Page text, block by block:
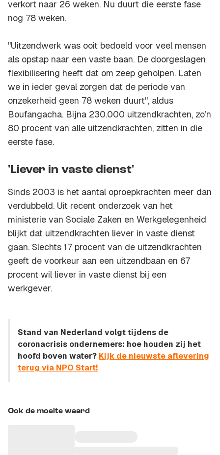
verkort naar 26 weken. Nu duurt die eerste fase
nog 78 weken.
"Uitzendwerk was ooit bedoeld voor veel mensen
als opstap naar een vaste baan. De doorgeslagen
flexibilisering heeft dat om zeep geholpen. Laten
we in ieder geval zorgen dat de periode van
onzekerheid geen 78 weken duurt", aldus
Boufangacha. Bijna 230.000 uitzendkrachten, zo’n
80 procent van alle uitzendkrachten, zitten in die
eerste fase.
'Liever in vaste dienst'
Sinds 2003 is het aantal oproepkrachten meer dan
verdubbeld. Uit recent onderzoek van het
ministerie van Sociale Zaken en Werkgelegenheid
blijkt dat uitzendkrachten liever in vaste dienst
gaan. Slechts 17 procent van de uitzendkrachten
geeft de voorkeur aan een uitzendbaan en 67
procent wil liever in vaste dienst bij een
werkgever.
Stand van Nederland volgt tijdens de
coronacrisis ondernemers: hoe houden zij het
hoofd boven water? Kijk de nieuwste aflevering
terug via NPO Start!
Ook de moeite waard